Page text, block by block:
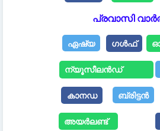
പ്രവാസി
ഏഷ്യ ഗൾഫ്
ന്യൂസീലൻഡ്
കാനഡ ബ്രിട്ടൻ
അയർലണ്ട്